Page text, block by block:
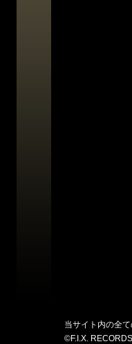
当サイト内の全
©F.I.X. RECORDS